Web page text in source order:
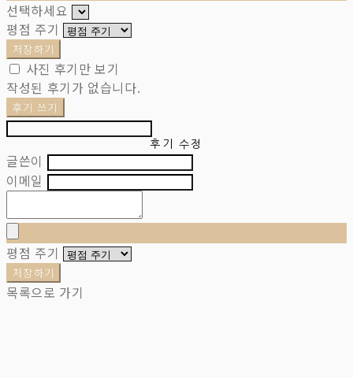
선택하세요
평점 주기
저장하기
사진 후기만 보기
작성된 후기가 없습니다.
후기 쓰기
후기 수정
글쓴이
이메일
평점 주기
저장하기
목록으로 가기